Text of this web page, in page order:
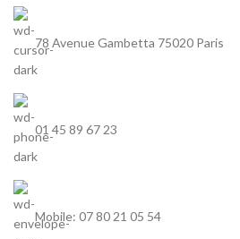
78 Avenue Gambetta 75020 Paris
01 45 89 67 23
Mobile: 07 80 21 05 54